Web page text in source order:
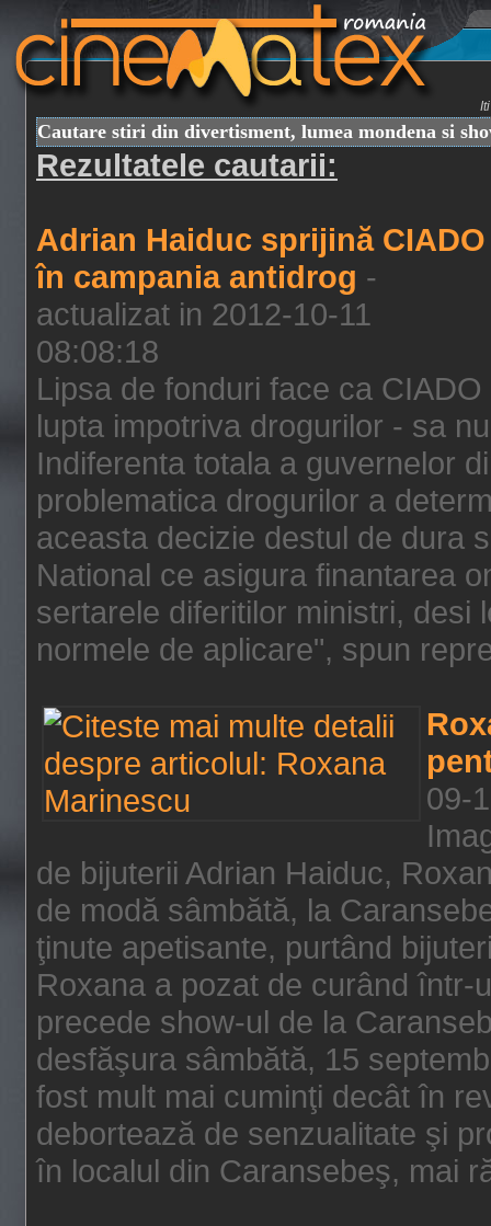
Cautare stiri din divertisment, lumea mondena si
Rezultatele cautarii:
Adrian Haiduc sprijină CIADO
în campania antidrog -
actualizat in 2012-10-11
08:08:18
Lipsa de fonduri face ca
lupta impotriva drogurilor - sa
Indiferenta totala a guvernelor
problematica drogurilor a
aceasta decizie destul de dura
National ce asigura finantarea
sertarele diferitilor ministri, desi
normele de aplicare", spun
09-
de bijuterii Adrian Haiduc,
de modă sâmbătă, la
ţinute apetisante, purtând
Roxana a pozat de curând
precede show-ul de la
desfăşura sâmbătă, 15
fost mult mai cuminţi decât în
debortează de senzualitate şi
în localul din Caransebeş, mai